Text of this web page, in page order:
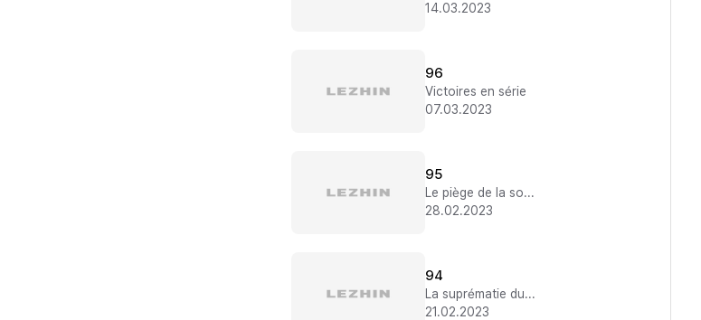
14.03.2023
96
Victoires en série
07.03.2023
95
Le piège de la souricière
28.02.2023
94
La suprématie du Palais
21.02.2023